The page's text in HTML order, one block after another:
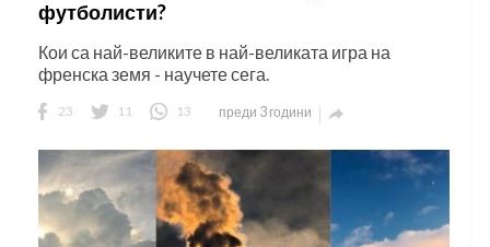
футболисти?
Кои са най-великите в най-великата игра на
френска земя - научете сега.
23 11 13 преди 3 години 